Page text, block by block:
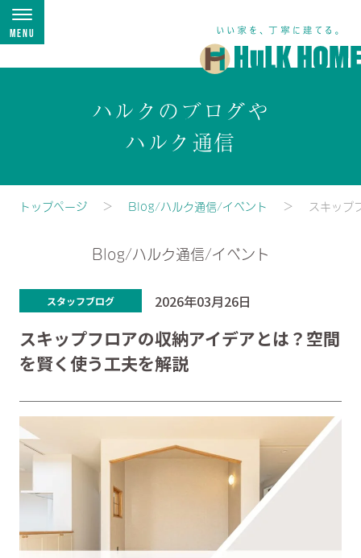
Menu
ハルクのブログや
ハルク通信
トップページ Blog/ハルク通信/イベント スキップ
Blog/ハルク通信/イベント
スタッフブログ 2026年03月26日
スキップフロアの収納アイデアとは？空間
を賢く使う工夫を解説